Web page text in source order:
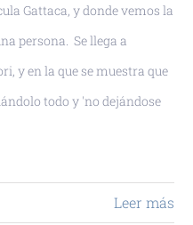
Gattaca, y donde vemos la
persona. Se llega a
y en la que se muestra que
todo y 'no dejándose
Leer más